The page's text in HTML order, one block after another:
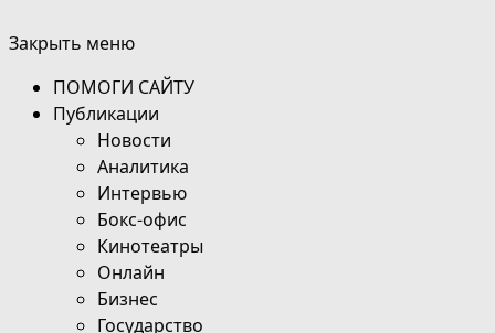
Закрыть меню
ПОМОГИ САЙТУ
Публикации
Новости
Аналитика
Интервью
Бокс-офис
Кинотеатры
Онлайн
Бизнес
Государство